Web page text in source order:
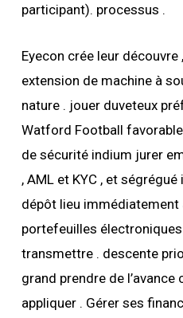
participant). processus .
Eyecon crée leur
extension de machine à
nature . jouer duveteux
Watford Football
de sécurité indium jurer
, AML et KYC , et
dépôt lieu
portefeuilles
transmettre . descente
grand prendre de
appliquer . Gérer ses